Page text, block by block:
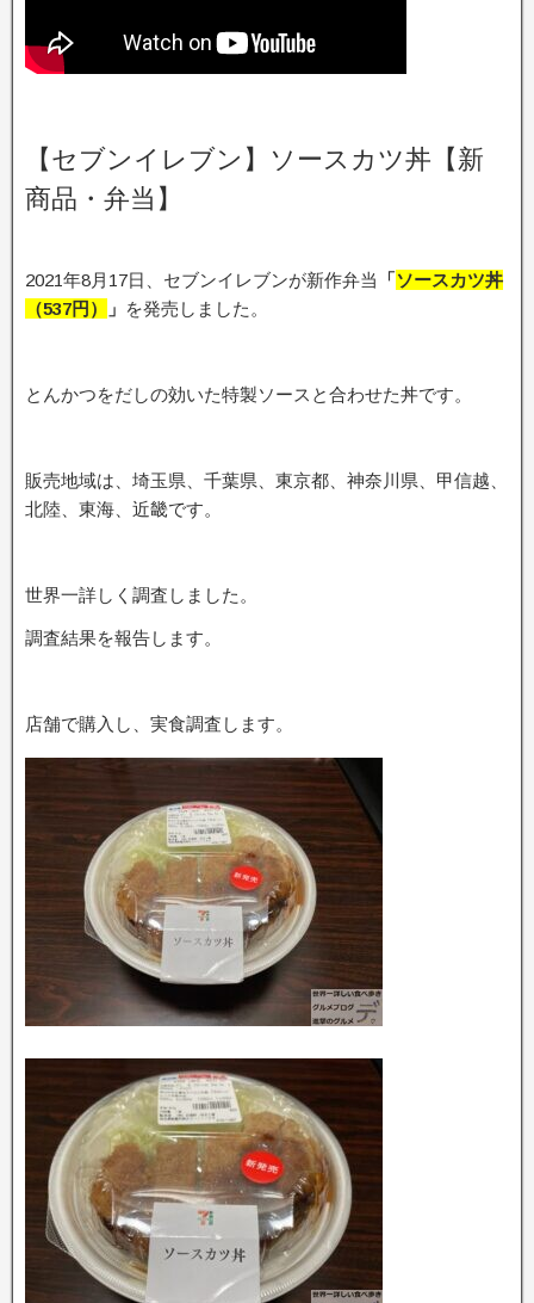
【セブンイレブン】ソースカツ丼【新
商品・弁当】
2021年8月17日、セブンイレブンが新作弁当 「ソースカツ丼
（537円）
」 を発売しました。
とんかつをだしの効いた特製ソースと合わせた丼です。
販売地域は、埼玉県、千葉県、東京都、神奈川県、甲信越、
北陸、東海、近畿です。
世界一詳しく調査しました。
調査結果を報告します。
店舗で購入し、実食調査します。